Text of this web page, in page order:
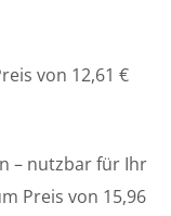
von 12,61 €
– nutzbar für Ihr
Preis von 15,96